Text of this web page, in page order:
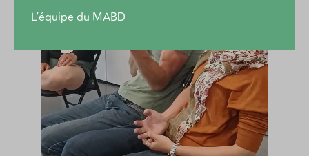
L’équipe du MABD